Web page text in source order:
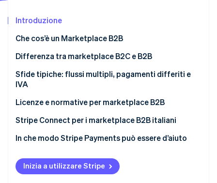
Radar
Costituzione di start-up
Rimozione del carbonio
Verifica online dell'identità
Stripe Sessions 2026
Scopri come Stripe sta costruendo l'infrastruttura
Guarda ora
Partner
Stripe App Marketplace
Introduzione
Che cos’è un Marketplace B2B
Come funziona un marketplace B2B?
Differenza tra marketplace B2C e B2B
Sfide tipiche: flussi multipli, pagamenti differiti e
IVA
Flussi multipli e multi-vendor
Pagamenti differiti
Deposito a garanzia
IVA e fiscalità
Licenze e normative per marketplace B2B
Quando serve una licenza
Normative sui pagamenti e sicurezza
Protezione dei dati e GDPR
Obblighi fiscali e contabili
Stripe Connect per i marketplace B2B italiani
Gestione dei pagamenti multi-vendor
Gestione integrata della conformità
Scalabilità
In che modo Stripe Payments può essere d’aiuto
Inizia a utilizzare Stripe